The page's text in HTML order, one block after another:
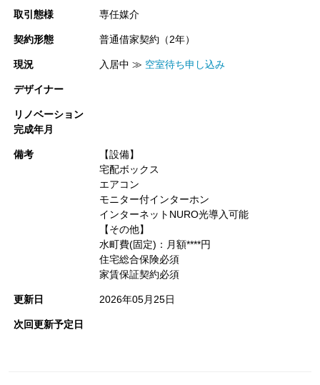
取引態様 専任媒介
契約形態 普通借家契約（2年）
現況 入居中 ≫ 空室待ち申し込み
デザイナー
リノベーション
完成年月
備考
【設備】
宅配ボックス
エアコン
モニター付インターホン
インターネットNURO光導入可能
【その他】
水町費(固定)：月額****円
住宅総合保険必須
家賃保証契約必須
更新日 2026年05月25日
次回更新予定日